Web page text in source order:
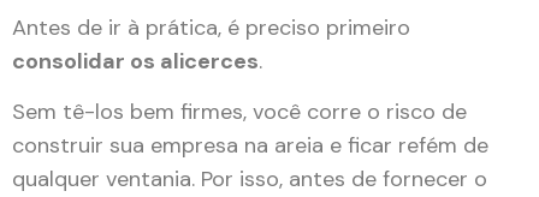
Antes de ir à prática, é preciso primeiro
consolidar os alicerces.
Sem tê-los bem firmes, você corre o risco de
construir sua empresa na areia e ficar refém de
qualquer ventania. Por isso, antes de fornecer o